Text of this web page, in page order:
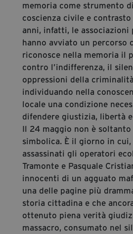
memoria come strumento
coscienza civile e contrasto
anni, infatti, le
hanno avviato un percorso
riconosce nella memoria il
contro l’indifferenza, il
oppressioni della
individuando nella
locale una condizione
difendere giustizia, libertà
Il 24 maggio non è soltanto
simbolica. È il giorno in cui,
assassinati gli operatori
Tramonte e Pasquale
innocenti di un agguato
una delle pagine più
storia cittadina e che
ottenuto piena verità
massacro, consumato nel